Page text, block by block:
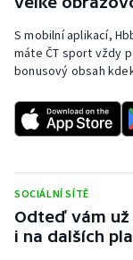
S mobilní aplikací,
máte ČT sport vždy
bonusový obsah
SOCIÁLNÍ SÍTĚ
Odteď vám už
i na dalších